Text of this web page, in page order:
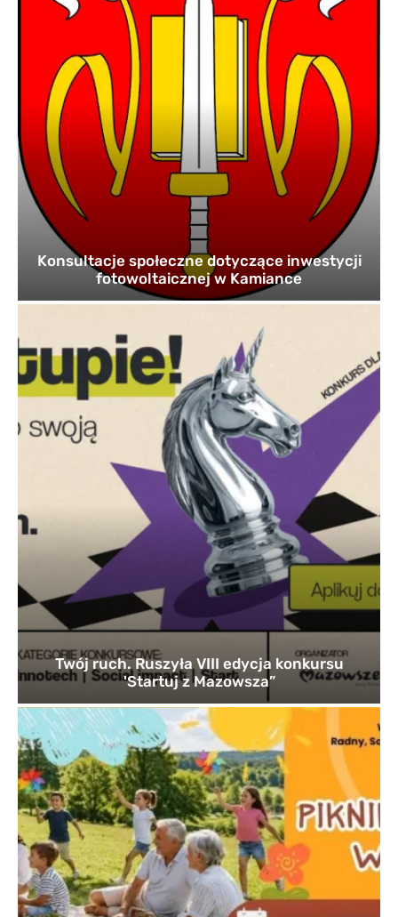
Konsultacje społeczne dotyczące inwestycji
fotowoltaicznej w Kamiance
Twój ruch. Ruszyła VIII edycja konkursu
'Startuj z Mazowsza”